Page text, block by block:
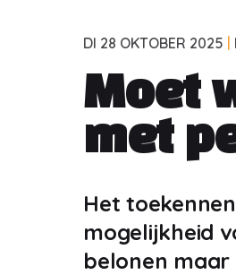
DI 28 OKTOBER 2025
Moet
met
Het
mogelijkheid
belonen maar